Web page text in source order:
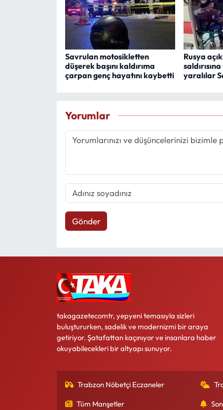
Savrulan motosikletten
düşerek başını kaldırıma
çarpan genç hayatını kaybetti
Rusya
yaralılar
Yorumlar
Gönder
takagazetecomtr, yepyeni temasıyla sizleri
buluştururken, sadelik ve modernizmi bir araya
getiriyor. Şatafattan kaçınıyor ve insanlara haber
okuyabilecekleri bir altyapı sunuyor.
Trabzon Nöbetçi Eczaneler
Tüm Manşetler